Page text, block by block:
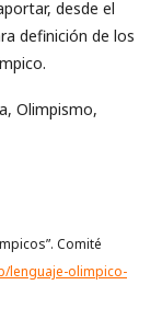
desde el
definición de los
Olimpismo,
Comité
lenguaje-olimpico-